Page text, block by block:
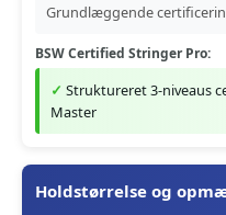
Grundlæggende
BSW Certified Stringer Pro:
Struktureret 3-niveaus
Master
Holdstørrelse og